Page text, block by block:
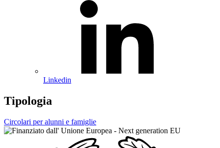
Linkedin
Tipologia
Circolari per alunni e famiglie